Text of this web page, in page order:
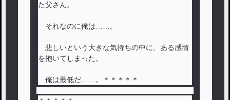
た父さん。
それなのに俺は……。
悲しいという大きな気持ちの中に、ある感情
を抱いてしまった。
俺は最低だ……。＊＊＊＊＊